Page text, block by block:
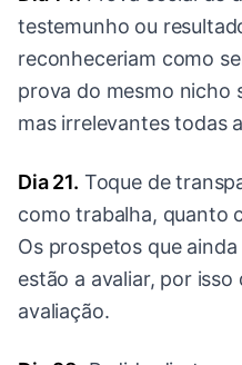
testemunho ou
reconheceriam como
prova do mesmo nicho
mas irrelevantes todas
Dia 21. Toque de
como trabalha, quanto
Os prospetos que
estão a avaliar, por
avaliação.